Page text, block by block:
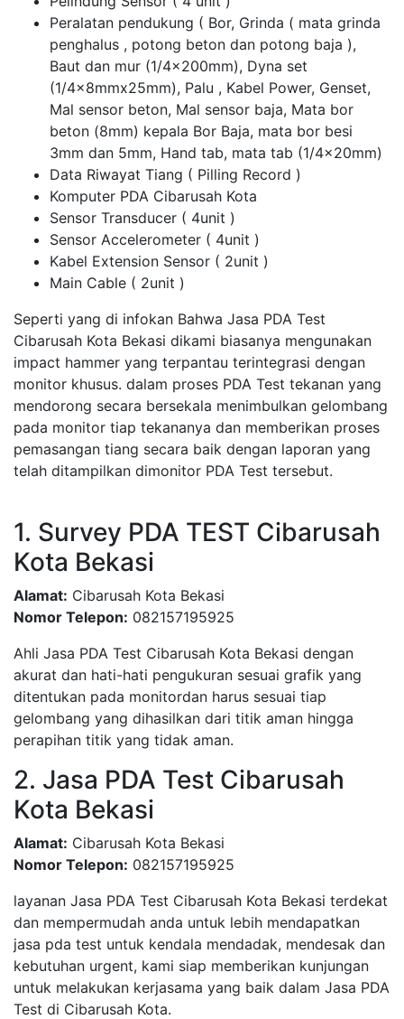
Peralatan pendukung ( Bor, Grinda ( mata grinda
penghalus , potong beton dan potong baja ),
Baut dan mur (1/4x200mm), Dyna set
(1/4x8mmx25mm), Palu , Kabel Power, Genset,
Mal sensor beton, Mal sensor baja, Mata bor
beton (8mm) kepala Bor Baja, mata bor besi
3mm dan 5mm, Hand tab, mata tab (1/4x20mm)
Data Riwayat Tiang ( Pilling Record )
Komputer PDA Cibarusah Kota
Sensor Transducer ( 4unit )
Sensor Accelerometer ( 4unit )
Kabel Extension Sensor ( 2unit )
Main Cable ( 2unit )
Seperti yang di infokan Bahwa Jasa PDA Test
Cibarusah Kota Bekasi dikami biasanya mengunakan
impact hammer yang terpantau terintegrasi dengan
monitor khusus. dalam proses PDA Test tekanan yang
mendorong secara bersekala menimbulkan gelombang
pada monitor tiap tekananya dan memberikan proses
pemasangan tiang secara baik dengan laporan yang
telah ditampilkan dimonitor PDA Test tersebut.
1. Survey PDA TEST Cibarusah
Kota Bekasi
Alamat: Cibarusah Kota Bekasi
Nomor Telepon: 082157195925
Ahli Jasa PDA Test Cibarusah Kota Bekasi dengan
akurat dan hati-hati pengukuran sesuai grafik yang
ditentukan pada monitordan harus sesuai tiap
gelombang yang dihasilkan dari titik aman hingga
perapihan titik yang tidak aman.
2. Jasa PDA Test Cibarusah
Kota Bekasi
Alamat: Cibarusah Kota Bekasi
Nomor Telepon: 082157195925
layanan Jasa PDA Test Cibarusah Kota Bekasi terdekat
dan mempermudah anda untuk lebih mendapatkan
jasa pda test untuk kendala mendadak, mendesak dan
kebutuhan urgent, kami siap memberikan kunjungan
untuk melakukan kerjasama yang baik dalam Jasa PDA
Test di Cibarusah Kota.